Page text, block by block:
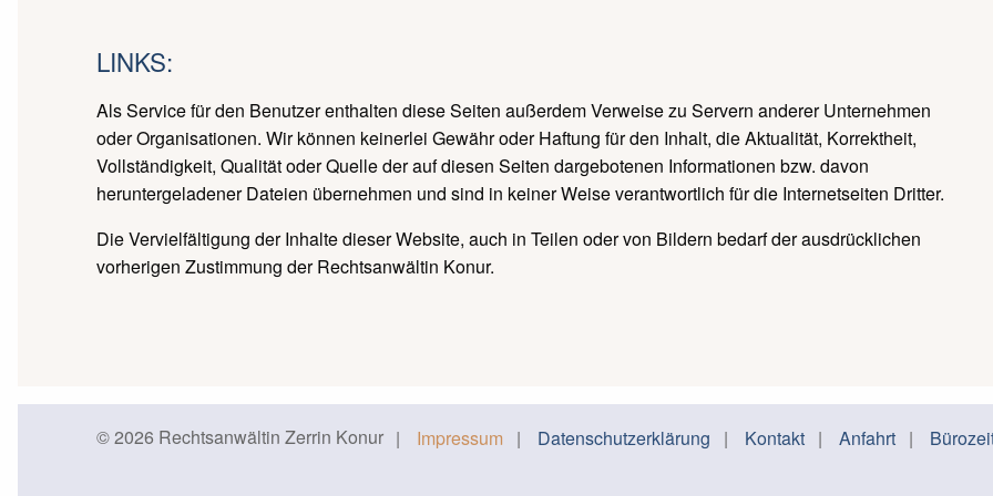
LINKS:
Als Service für den Benutzer enthalten diese Seiten außerdem Verweise zu Servern anderer Unternehmen
oder Organisationen. Wir können keinerlei Gewähr oder Haftung für den Inhalt, die Aktualität, Korrektheit,
Vollständigkeit, Qualität oder Quelle der auf diesen Seiten dargebotenen Informationen bzw. davon
heruntergeladener Dateien übernehmen und sind in keiner Weise verantwortlich für die Internetseiten Dritter.
Die Vervielfältigung der Inhalte dieser Website, auch in Teilen oder von Bildern bedarf der ausdrücklichen
vorherigen Zustimmung der Rechtsanwältin Konur.
© 2026 Rechtsanwältin Zerrin Konur Impressum Datenschutzerklärung Kontakt Anfahrt